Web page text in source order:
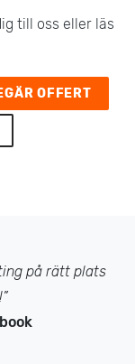
till oss eller läs
OFFERT
på rätt plats